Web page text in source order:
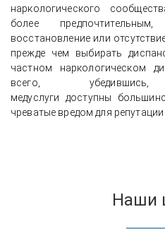
наркологического
более
восстановление или
прежде чем выбирать
частном наркологическом
всего,
медуслуги доступны
чреватые вредом для репутации
Наши